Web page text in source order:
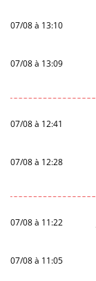
07/08 à 13:10
07/08 à 13:09
07/08 à 12:41
07/08 à 12:28
07/08 à 11:22
07/08 à 11:05